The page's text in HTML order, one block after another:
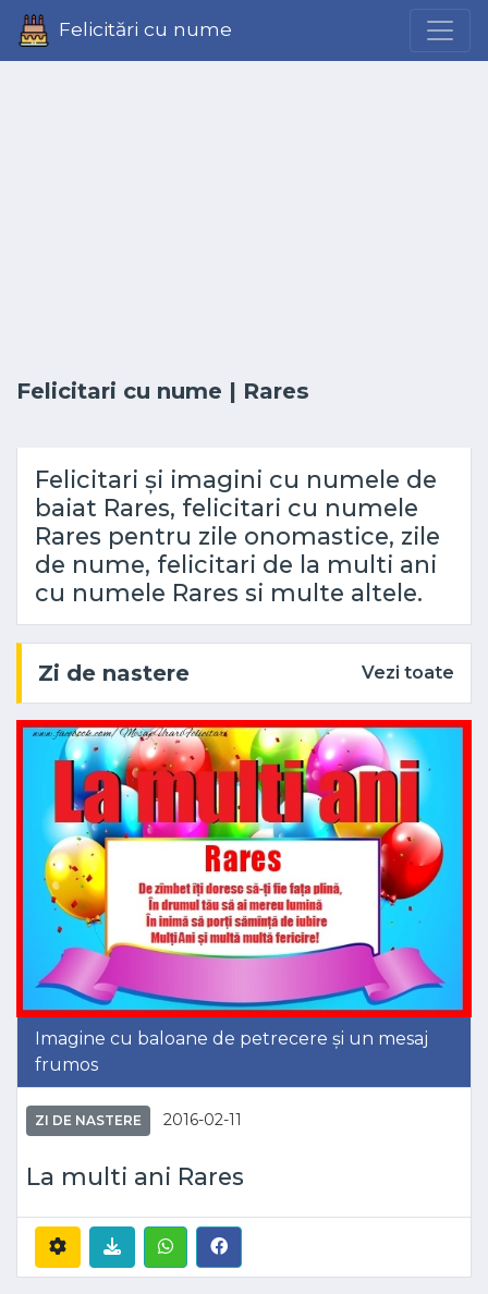
Felicitări cu nume
Felicitari cu nume | Rares
Felicitari și imagini cu numele de
baiat Rares, felicitari cu numele
Rares pentru zile onomastice, zile
de nume, felicitari de la multi ani
cu numele Rares si multe altele.
Zi de nastere Vezi toate
Imagine cu baloane de petrecere și un mesaj
frumos
ZI DE NASTERE 2016-02-11
La multi ani Rares